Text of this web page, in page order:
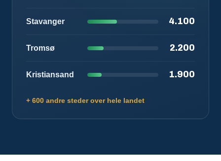
Stavanger 4.100
Tromsø 2.200
Kristiansand 1.900
+ 600 andre steder over hele landet